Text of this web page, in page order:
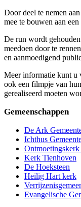
Door deel te nemen
mee te bouwen aan
De run wordt
meedoen door te
en aanmoedigend
Meer informatie kunt u
ook een filmpje van
gerealiseerd moeten
Gemeenschappen
De Ark
Ichthus
Ontmoetingskerk
Kerk Tienhoven
De Hoeksteen
Heilig Hart kerk
Evangelische